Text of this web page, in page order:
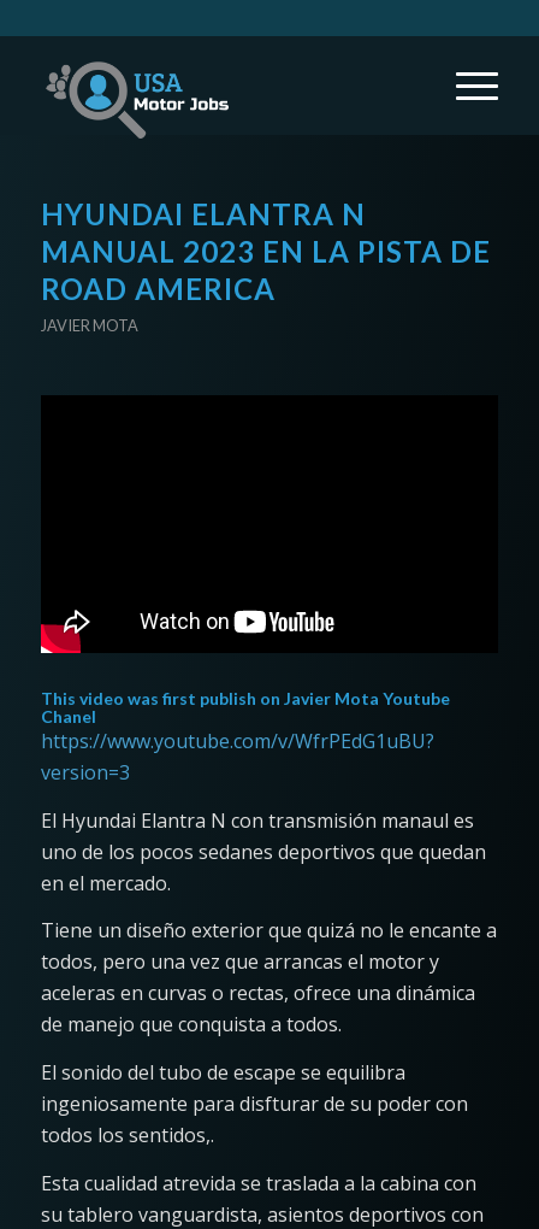
HYUNDAI ELANTRA N
MANUAL 2023 EN LA PISTA DE
ROAD AMERICA
JAVIER MOTA
This video was first publish on Javier Mota Youtube
Chanel
https://www.youtube.com/v/WfrPEdG1uBU?
version=3
El Hyundai Elantra N con transmisión manaul es
uno de los pocos sedanes deportivos que quedan
en el mercado.
Tiene un diseño exterior que quizá no le encante a
todos, pero una vez que arrancas el motor y
aceleras en curvas o rectas, ofrece una dinámica
de manejo que conquista a todos.
El sonido del tubo de escape se equilibra
ingeniosamente para disfturar de su poder con
todos los sentidos,.
Esta cualidad atrevida se traslada a la cabina con
su tablero vanguardista, asientos deportivos con